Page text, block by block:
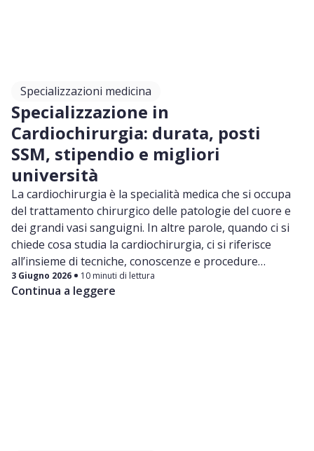
Specializzazioni medicina
Specializzazione in
Cardiochirurgia: durata, posti
SSM, stipendio e migliori
università
La cardiochirurgia è la specialità medica che si occupa
del trattamento chirurgico delle patologie del cuore e
dei grandi vasi sanguigni. In altre parole, quando ci si
chiede cosa studia la cardiochirurgia, ci si riferisce
all’insieme di tecniche, conoscenze e procedure
utilizzate per intervenire chirurgicamente su strutture
cardiache compromesse da malattie congenite o
3 Giugno 2026 10 minuti di lettura
Continua a leggere